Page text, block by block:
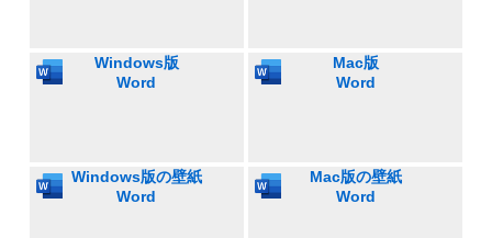
Windows版
Word
Mac版
Word
Windows版の壁紙
Word
Mac版の壁紙
Word